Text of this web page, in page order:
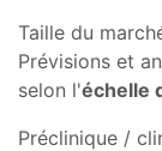
Taille du
Prévisions et
selon l'échelle
Préclinique /